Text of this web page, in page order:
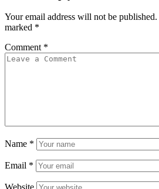
Your email address will not be published.
marked *
Comment *
Name *
Email *